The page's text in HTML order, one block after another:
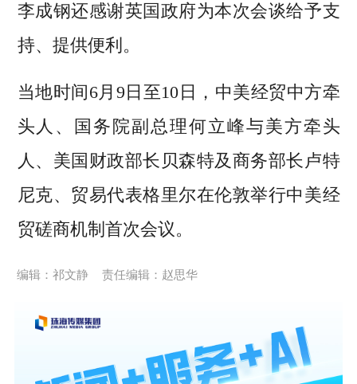
李成钢还感谢英国政府为本次会谈给予支
持、提供便利。
当地时间6月9日至10日，中美经贸中方牵
头人、国务院副总理何立峰与美方牵头
人、美国财政部长贝森特及商务部长卢特
尼克、贸易代表格里尔在伦敦举行中美经
贸磋商机制首次会议。
编辑：祁文静 责任编辑：赵思华